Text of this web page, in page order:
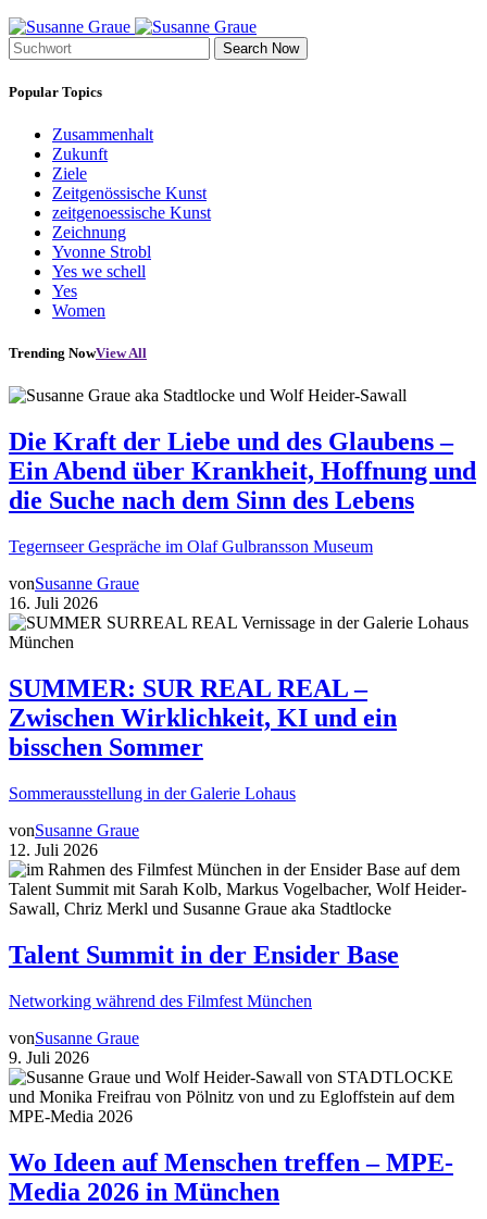
Search Now
Popular Topics
Zusammenhalt
Zukunft
Ziele
Zeitgenössische Kunst
zeitgenoessische Kunst
Zeichnung
Yvonne Strobl
Yes we schell
Yes
Women
Trending NowView All
Die Kraft der Liebe und des Glaubens –
Ein Abend über Krankheit, Hoffnung und
die Suche nach dem Sinn des Lebens
Tegernseer Gespräche im Olaf Gulbransson Museum
vonSusanne Graue
16. Juli 2026
SUMMER: SUR REAL REAL –
Zwischen Wirklichkeit, KI und ein
bisschen Sommer
Sommerausstellung in der Galerie Lohaus
vonSusanne Graue
12. Juli 2026
Talent Summit in der Ensider Base
Networking während des Filmfest München
vonSusanne Graue
9. Juli 2026
Wo Ideen auf Menschen treffen – MPE-
Media 2026 in München